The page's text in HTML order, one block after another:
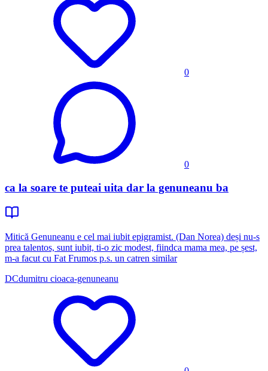
0
0
ca la soare te puteai uita dar la genuneanu ba
Mitică Genuneanu e cel mai iubit epigramist. (Dan Norea) deși nu-s
prea talentos, sunt iubit, ti-o zic modest, fiindca mama mea, pe șest,
m-a facut cu Fat Frumos p.s. un catren similar
DCdumitru cioaca-genuneanu